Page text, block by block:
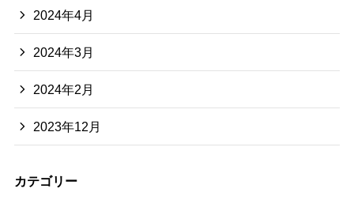
2024年4月
2024年3月
2024年2月
2023年12月
カテゴリー